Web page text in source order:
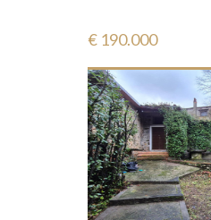
€ 190.000